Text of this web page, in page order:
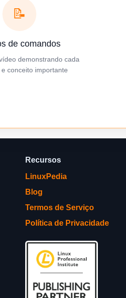
📝
de comandos
demonstrando cada
conceito importante
Recursos
LinuxPedia
Blog
Termos de Serviço
Política de Privacidade